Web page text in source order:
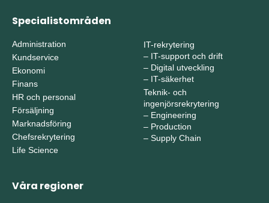
Specialistområden
Administration
Kundservice
Ekonomi
Finans
HR och personal
Försäljning
Marknadsföring
Chefsrekrytering
Life Science
IT-rekrytering
– IT-support och drift
– Digital utveckling
– IT-säkerhet
Teknik- och
ingenjörsrekrytering
– Engineering
– Production
– Supply Chain
Våra regioner